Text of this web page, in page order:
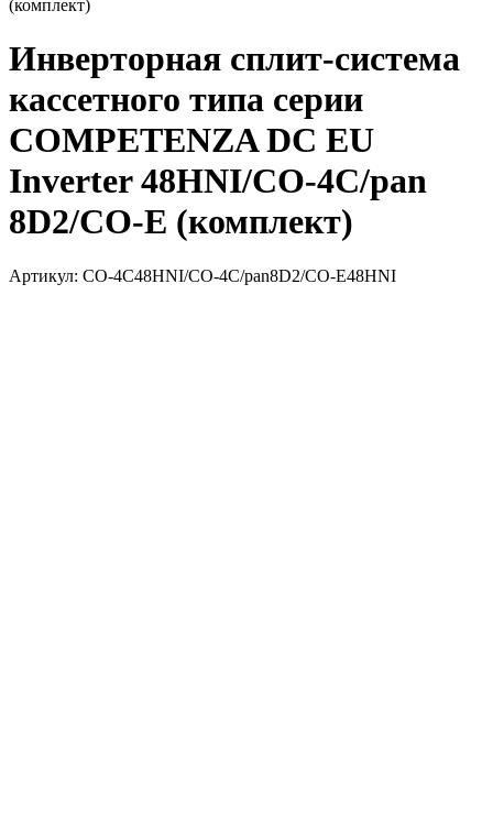
Инверторная сплит-система
кассетного типа серии
COMPETENZA DC EU
Inverter 48HNI/CO-4C/pan
8D2/CO-E (комплект)
Артикул: CO-4C48HNI/CO-4C/pan8D2/CO-E48HNI